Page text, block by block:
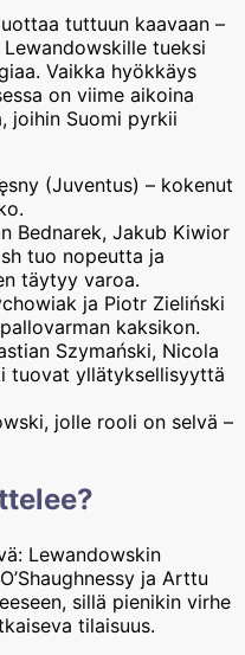
tuttuun kaavaan –
Lewandowskille tueksi
Vaikka hyökkäys
on viime aikoina
joihin Suomi pyrkii
(Juventus) – kokenut
Bednarek, Jakub Kiwior
tuo nopeutta ja
täytyy varoa.
ja Piotr Zieliński
kaksikon.
Szymański, Nicola
tuovat yllätyksellisyyttä
jolle rooli on selvä –
Lewandowskin
ja Arttu
sillä pienikin virhe
tilaisuus.